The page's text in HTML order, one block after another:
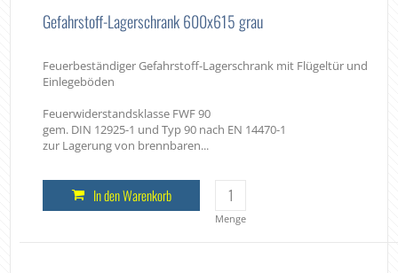
Gefahrstoff-Lagerschrank 600x615 grau
Feuerbeständiger Gefahrstoff-Lagerschrank mit Flügeltür und
Einlegeböden
Feuerwiderstandsklasse FWF 90
gem. DIN 12925-1 und Typ 90 nach EN 14470-1
zur Lagerung von brennbaren...
Menge
In den Warenkorb